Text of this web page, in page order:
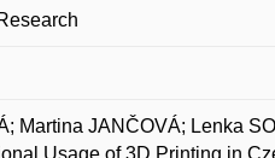
Martina JANČOVÁ; Lenka
Usage of 3D Printing in